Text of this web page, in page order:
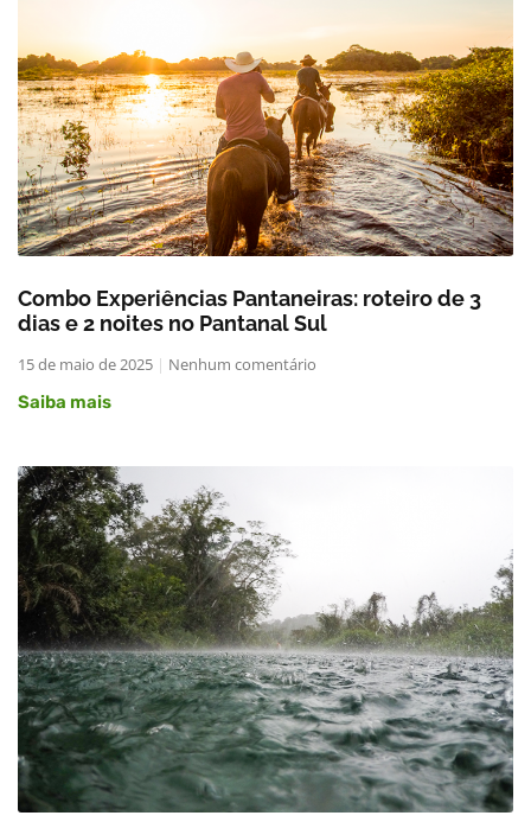
Combo Experiências Pantaneiras: roteiro de 3
dias e 2 noites no Pantanal Sul
15 de maio de 2025
Nenhum comentário
Saiba mais